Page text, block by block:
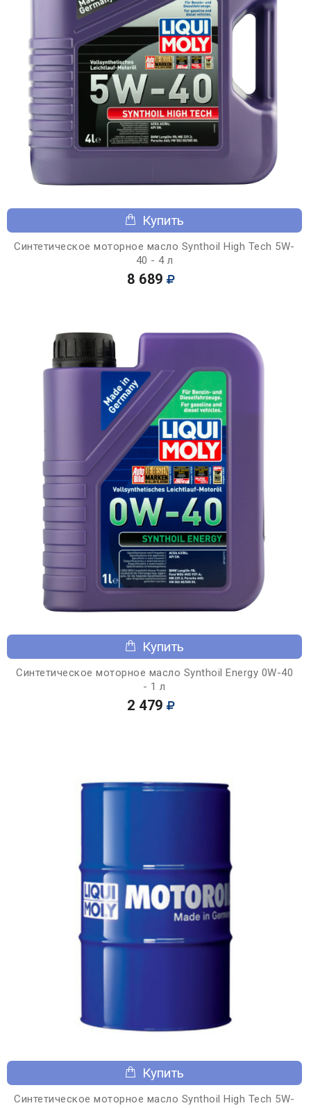
Купить
Синтетическое моторное масло Synthoil High Tech 5W-
40 - 4 л
8 689
Купить
Синтетическое моторное масло Synthoil Energy 0W-40
- 1 л
2 479
Купить
Синтетическое моторное масло Synthoil High Tech 5W-